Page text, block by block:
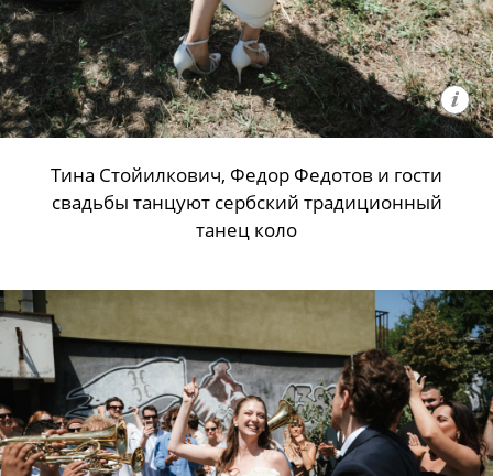
Тина Стойилкович, Федор Федотов и гости
свадьбы танцуют сербский традиционный
танец коло